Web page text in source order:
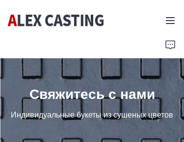
Индивидуальные букеты из сушеных цветов
Свяжитесь с нами
Продукты
Свяжитесь с нами